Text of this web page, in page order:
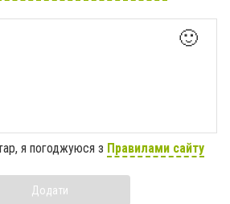
🙂
я погоджуюся з Правилами сайту
Додати